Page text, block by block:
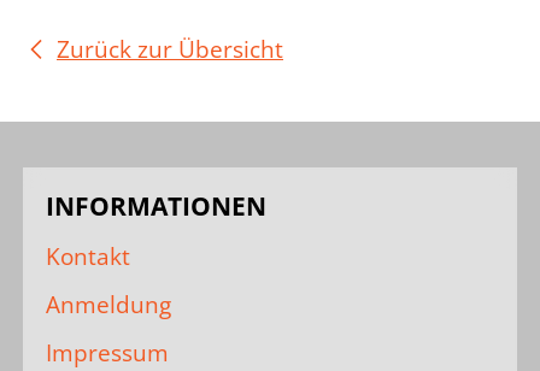
Zurück zur Übersicht
INFORMATIONEN
Kontakt
Anmeldung
Impressum